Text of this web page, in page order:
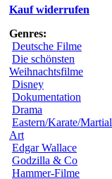
Kauf widerrufen
Genres:
Deutsche Filme
Die schönsten
Weihnachtsfilme
Disney
Dokumentation
Drama
Eastern/Karate/Martial
Art
Edgar Wallace
Godzilla & Co
Hammer-Filme